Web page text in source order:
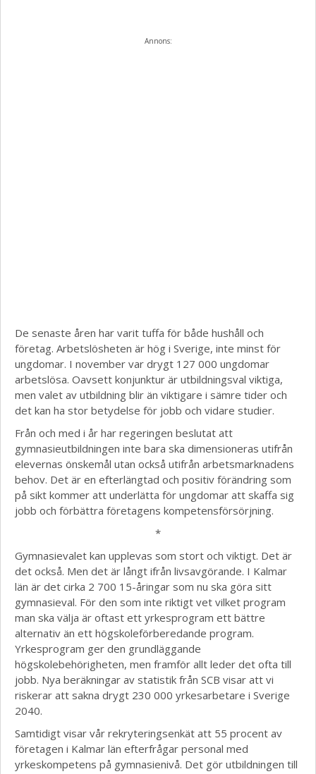
Annons:
De senaste åren har varit tuffa för både hushåll och
företag. Arbetslösheten är hög i Sverige, inte minst för
ungdomar. I november var drygt 127 000 ungdomar
arbetslösa. Oavsett konjunktur är utbildningsval viktiga,
men valet av utbildning blir än viktigare i sämre tider och
det kan ha stor betydelse för jobb och vidare studier.
Från och med i år har regeringen beslutat att
gymnasieutbildningen inte bara ska dimensioneras utifrån
elevernas önskemål utan också utifrån arbetsmarknadens
behov. Det är en efterlängtad och positiv förändring som
på sikt kommer att underlätta för ungdomar att skaffa sig
jobb och förbättra företagens kompetensförsörjning.
*
Gymnasievalet kan upplevas som stort och viktigt. Det är
det också. Men det är långt ifrån livsavgörande. I Kalmar
län är det cirka 2 700 15-åringar som nu ska göra sitt
gymnasieval. För den som inte riktigt vet vilket program
man ska välja är oftast ett yrkesprogram ett bättre
alternativ än ett högskoleförberedande program.
Yrkesprogram ger den grundläggande
högskolebehörigheten, men framför allt leder det ofta till
jobb. Nya beräkningar av statistik från SCB visar att vi
riskerar att sakna drygt 230 000 yrkesarbetare i Sverige
2040.
Samtidigt visar vår rekryteringsenkät att 55 procent av
företagen i Kalmar län efterfrågar personal med
yrkeskompetens på gymnasienivå. Det gör utbildningen till